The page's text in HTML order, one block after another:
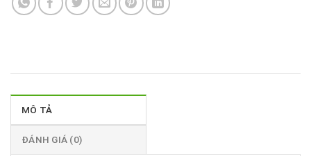
MÔ TẢ
ĐÁNH GIÁ (0)